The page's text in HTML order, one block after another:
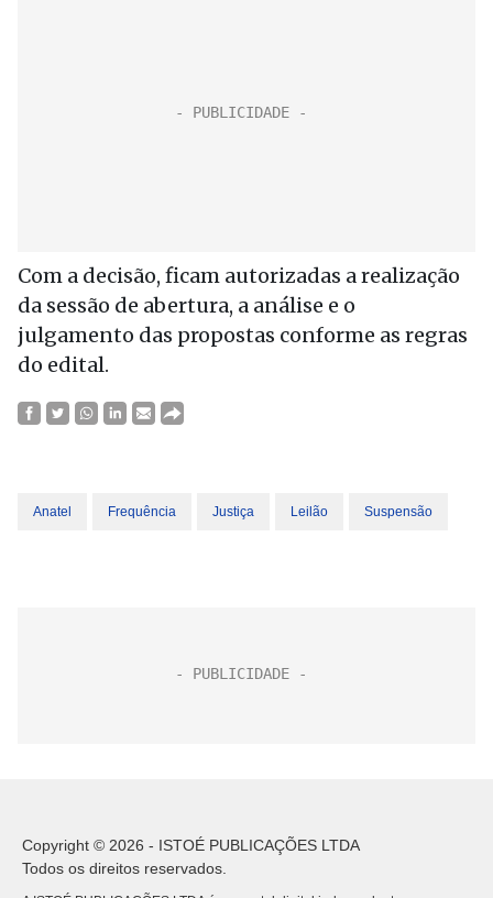
Com a decisão, ficam autorizadas a realização
da sessão de abertura, a análise e o
julgamento das propostas conforme as regras
do edital.
Anatel Frequência Justiça Leilão Suspensão
Copyright © 2026 - ISTOÉ PUBLICAÇÕES LTDA
Todos os direitos reservados.